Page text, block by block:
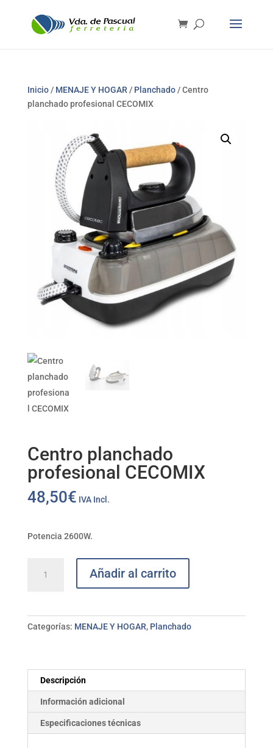
Inicio/ MENAJE Y HOGAR / Planchado/ Centro
planchado profesional CECOMIX
Centro planchado
profesional CECOMIX
48,50€ IVA Incl.
Potencia 2600W.
planchado
Añadir al carrito
Categorías: MENAJE Y HOGAR, Planchado
Descripción
Información adicional
Especificaciones técnicas